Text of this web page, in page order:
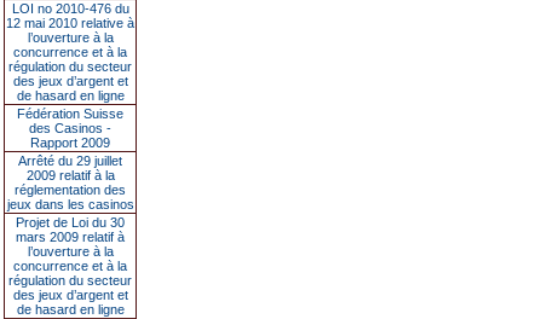
LOI no 2010-476 du
12 mai 2010 relative à
l’ouverture à la
concurrence et à la
régulation du secteur
des jeux d’argent et
de hasard en ligne
Fédération Suisse
des Casinos -
Rapport 2009
Arrêté du 29 juillet
2009 relatif à la
réglementation des
jeux dans les casinos
Projet de Loi du 30
mars 2009 relatif à
l’ouverture à la
concurrence et à la
régulation du secteur
des jeux d’argent et
de hasard en ligne